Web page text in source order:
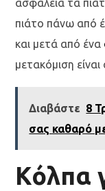
ασφάλεια τα
πιάτο πάνω από
και μετά από ένα
μετακόμιση είναι
Διαβάστε 8
σας καθαρό
Κόλπα